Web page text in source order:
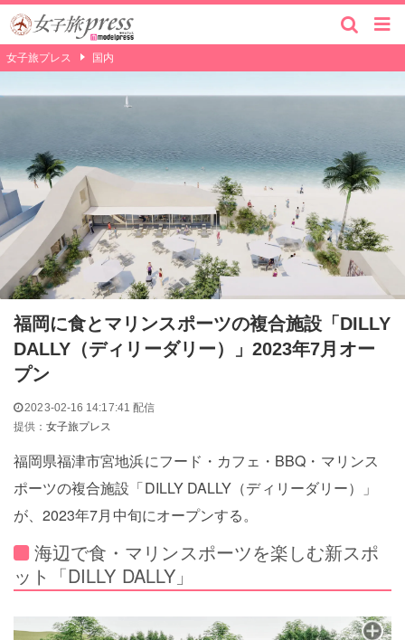
女子旅プレス 国内
福岡に食とマリンスポーツの複合施設「DILLY
DALLY（ディリーダリー）」2023年7月オー
プン
2023-02-16 14:17:41 配信
提供：女子旅プレス
福岡県福津市宮地浜にフード・カフェ・BBQ・マリンス
ポーツの複合施設「DILLY DALLY（ディリーダリー）」
が、2023年7月中旬にオープンする。
海辺で食・マリンスポーツを楽しむ新スポ
ット「DILLY DALLY」